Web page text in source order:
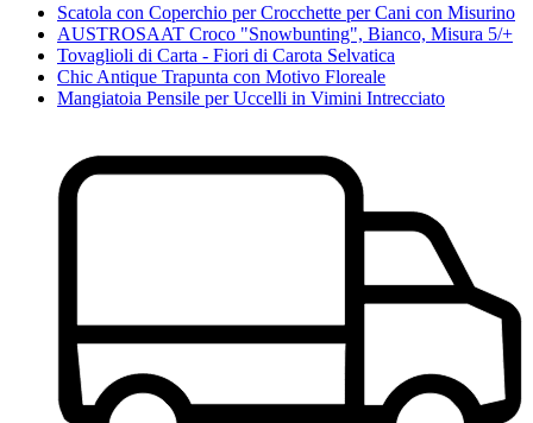
Scatola con Coperchio per Crocchette per Cani con Misurino
AUSTROSAAT Croco "Snowbunting", Bianco, Misura 5/+
Tovaglioli di Carta - Fiori di Carota Selvatica
Chic Antique Trapunta con Motivo Floreale
Mangiatoia Pensile per Uccelli in Vimini Intrecciato